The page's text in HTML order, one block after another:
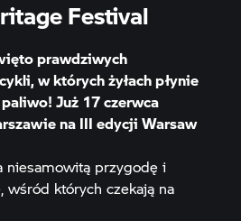
Festival
prawdziwych
w których żyłach płynie
Już 17 czerwca
na III edycji Warsaw
niesamowitą przygodę i
wśród których czekają na